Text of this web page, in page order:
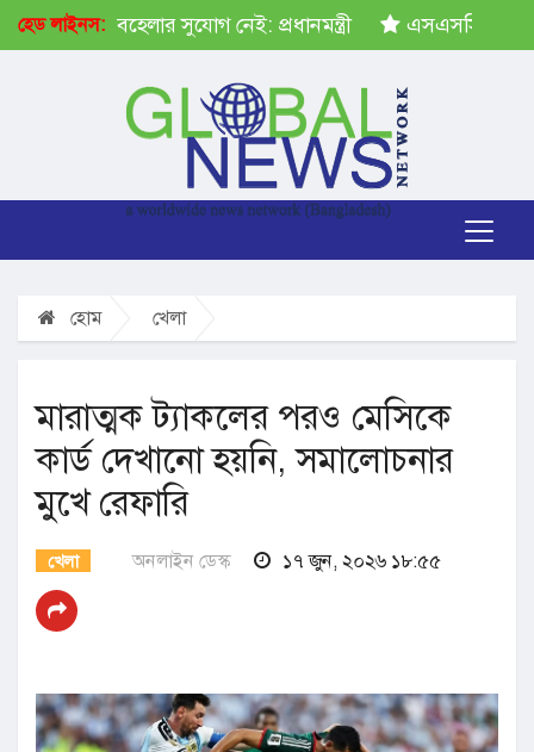
হেড লাইনস:
গ্রহণে অবহেলার সুযোগ নেই: প্রধানমন্ত্রী এসএসসির ফল
হোম খেলা
মারাত্মক ট্যাকলের পরও মেসিকে
কার্ড দেখানো হয়নি, সমালোচনার
মুখে রেফারি
খেলা অনলাইন ডেস্ক ১৭ জুন, ২০২৬ ১৮:৫৫